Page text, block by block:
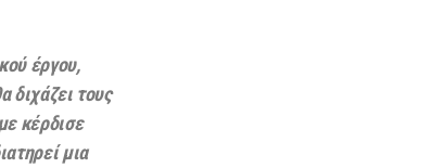
έργου,
διχάζει τους
κέρδισε
μια